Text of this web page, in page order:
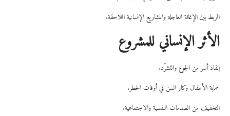
الربط بين الإغاثة العاجلة والمشاريع الإنسانية اللاحقة.
الأثر الإنساني للمشروع
إنقاذ أسر من الجوع والتشرّد.
حماية الأطفال وكبار السن في أوقات الخطر.
التخفيف من الصدمات النفسية والاجتماعية.